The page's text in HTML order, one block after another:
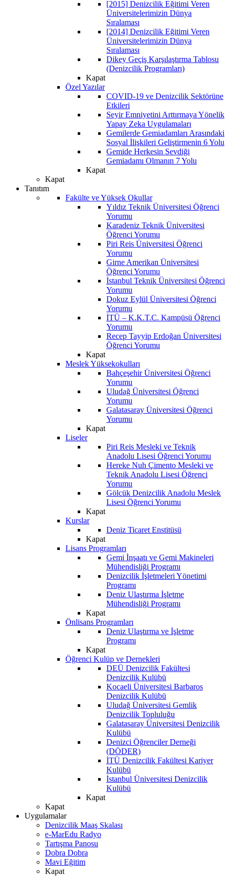
[2015] Denizcilik Eğitimi Veren
Üniversitelerimizin Dünya
Sıralaması
[2014] Denizcilik Eğitimi Veren
Üniversitelerimizin Dünya
Sıralaması
Dikey Geçiş Karşılaştırma Tablosu
(Denizcilik Programları)
Kapat
Özel Yazılar
COVID-19 ve Denizcilik Sektörüne
Etkileri
Seyir Emniyetini Arttırmaya Yönelik
Yapay Zeka Uygulamaları
Gemilerde Gemiadamları Arasındaki
Sosyal İlişkileri Geliştirmenin 6 Yolu
Gemide Herkesin Sevdiği
Gemiadamı Olmanın 7 Yolu
Kapat
Kapat
Tanıtım
Fakülte ve Yüksek Okullar
Yıldız Teknik Üniversitesi Öğrenci
Yorumu
Karadeniz Teknik Üniversitesi
Öğrenci Yorumu
Piri Reis Üniversitesi Öğrenci
Yorumu
Girne Amerikan Üniversitesi
Öğrenci Yorumu
İstanbul Teknik Üniversitesi Öğrenci
Yorumu
Dokuz Eylül Üniversitesi Öğrenci
Yorumu
İTÜ – K.K.T.C. Kampüsü Öğrenci
Yorumu
Recep Tayyip Erdoğan Üniversitesi
Öğrenci Yorumu
Kapat
Meslek Yüksekokulları
Bahçeşehir Üniversitesi Öğrenci
Yorumu
Uludağ Üniversitesi Öğrenci
Yorumu
Galatasaray Üniversitesi Öğrenci
Yorumu
Kapat
Liseler
Piri Reis Mesleki ve Teknik
Anadolu Lisesi Öğrenci Yorumu
Hereke Nuh Çimento Mesleki ve
Teknik Anadolu Lisesi Öğrenci
Yorumu
Gölcük Denizcilik Anadolu Meslek
Lisesi Öğrenci Yorumu
Kapat
Kurslar
Deniz Ticaret Enstitüsü
Kapat
Lisans Programları
Gemi İnşaatı ve Gemi Makineleri
Mühendisliği Programı
Denizcilik İşletmeleri Yönetimi
Programı
Deniz Ulaştırma İşletme
Mühendisliği Programı
Kapat
Önlisans Programları
Deniz Ulaştırma ve İşletme
Programı
Kapat
Öğrenci Kulüp ve Dernekleri
DEÜ Denizcilik Fakültesi
Denizcilik Kulübü
Kocaeli Üniversitesi Barbaros
Denizcilik Kulübü
Uludağ Üniversitesi Gemlik
Denizcilik Topluluğu
Galatasaray Üniversitesi Denizcilik
Kulübü
Denizci Öğrenciler Derneği
(DÖDER)
İTÜ Denizcilik Fakültesi Kariyer
Kulübü
İstanbul Üniversitesi Denizcilik
Kulübü
Kapat
Kapat
Uygulamalar
Denizcilik Maaş Skalası
e-MarEdu Radyo
Tartışma Panosu
Dobra Dobra
Mavi Eğitim
Kapat